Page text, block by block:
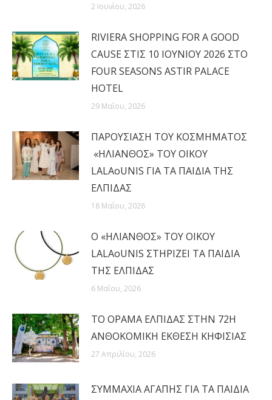
2 Ιουνίου, 2026
RIVIERA SHOPPING FOR A GOOD
CAUSE ΣΤΙΣ 10 ΙΟΥΝΙΟΥ 2026 ΣΤΟ
FOUR SEASONS ASTIR PALACE
HOTEL
29 Μαΐου, 2026
ΠΑΡΟΥΣΙΑΣΗ ΤΟΥ ΚΟΣΜΗΜΑΤΟΣ
«ΗΛΙΑΝΘΟΣ» ΤΟΥ ΟΙΚΟΥ
LALAoUNIS ΓΙΑ ΤΑ ΠΑΙΔΙΑ ΤΗΣ
ΕΛΠΙΔΑΣ
18 Μαΐου, 2026
Ο «ΗΛΙΑΝΘΟΣ» ΤΟΥ ΟΙΚΟΥ
LALAoUNIS ΣΤΗΡΙΖΕΙ ΤΑ ΠΑΙΔΙΑ
ΤΗΣ ΕΛΠΙΔΑΣ
6 Μαΐου, 2026
ΤΟ ΟΡΑΜΑ ΕΛΠΙΔΑΣ ΣΤΗΝ 72Η
ΑΝΘΟΚΟΜΙΚΗ ΕΚΘΕΣΗ ΚΗΦΙΣΙΑΣ
27 Απριλίου, 2026
ΣΥΜΜΑΧΙΑ ΑΓΑΠΗΣ ΓΙΑ ΤΑ ΠΑΙΔΙΑ